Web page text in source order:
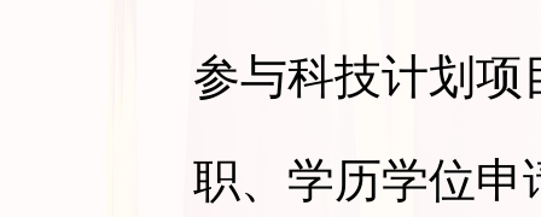
参与科技计划
职、学历学位申